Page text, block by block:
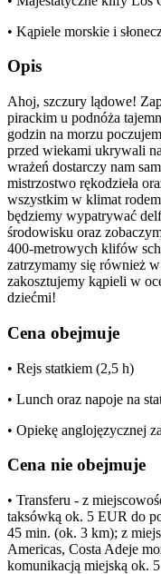
• Kąpiele morskie i
Opis
Ahoj, szczury lądowe!
pirackim u podnóża
godzin na morzu
przed wiekami ukrywali
wrażeń dostarczy nam
mistrzostwo rękodzieła
wszystkim w klimat
będziemy wypatrywać
środowisku oraz
400-metrowych klifów
zatrzymamy się również
zakosztujemy kąpieli w
dziećmi!
Cena obejmuje
• Rejs statkiem (2,5 h)
• Lunch oraz napoje na
• Opiekę anglojęzycznej
Cena nie obejmuje
• Transferu - z
taksówką ok. 5 EUR do
45 min. (ok. 3 km); z
Americas, Costa Adeje
komunikacją miejską ok. 5